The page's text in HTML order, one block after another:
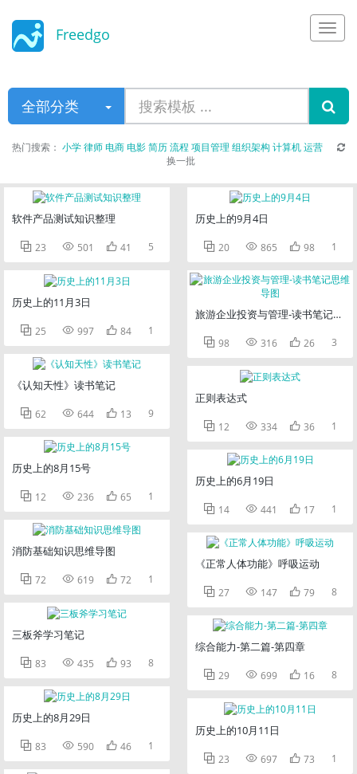
Freedgo
全部分类
热门搜索： 小学律师电商电影简历流程 项目管理 组织架构 计算机运营
换一批
软件产品测试知识整理
 23  501  41 5
历史上的11月3日
 25  997  84 1
《认知天性》读书笔记
 62  644  13 9
历史上的8月15号
 12  236  65 1
消防基础知识思维导图
 72  619  72 1
三板斧学习笔记
 83  435  93 8
历史上的8月29日
 83  590  46 1
历史上的9月4日
 20  865  98 1
旅游企业投资与管理-读书笔记思维
 98  316  26 3
正则表达式
 12  334  36 1
历史上的6月19日
 14  441  17 1
《正常人体功能》呼吸运动
 27  147  79 8
综合能力-第二篇-第四章
 29  699  16 8
历史上的10月11日
 23  697  73 1